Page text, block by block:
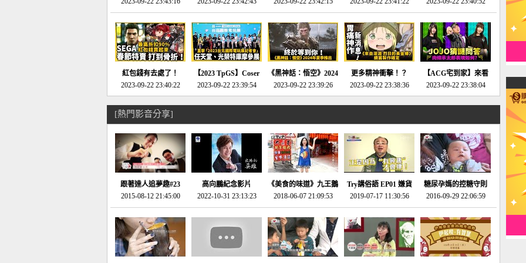
天平》介紹！-電玩宅
速配20230126
回「石村號」的恐懼體
驗-電玩宅速配
20230125
版」!!!今年就能玩到!!-
電玩宅速配20230124
動作角色扮演遊戲！-
電玩宅速配20230123
第一名早就決定了，封
面圖直接雷你!-電玩宅
速配20230120
紅包錢有去處了！
SEGA春節特賣 超過85
款遊戲打到骨折-電玩
宅速配20230119
2023-09-22 23:40:22
【2023 TpGS】Coser
和Show Girl搶先看！
直擊展前記者會-電玩
2023-09-22 23:39:54
《黑神話：悟空》2024
年夏季推出！確定不會
延期齁？-電玩宅速配
2023-09-22 23:39:26
更多精神衝擊！？
《來自深淵 烈日的黃
金鄉》續篇動畫確定
2023-09-22 23:38:36
【ACG宅到家】來看
就抽周邊！《JOJO的
奇妙冒險》問答大挑戰
年特展 feat 蕎羽 、櫻
花
2023-09-22 23:38:04
[熱門影音分享]
跟著達人追夢趣#23
promo-我想開間咖啡
館(謝佳凌)
2015-08-12 21:45:00
高向鵬紀念影片
2022-10-31 23:13:23
《美食的味道》九王鵝
肉
2018-06-07 21:09:53
Try講俗語 EP01 嫌貨
才是買貨人
2019-07-17 11:30:56
糖尿孕媽的控糖守則
2016-09-29 22:06:59